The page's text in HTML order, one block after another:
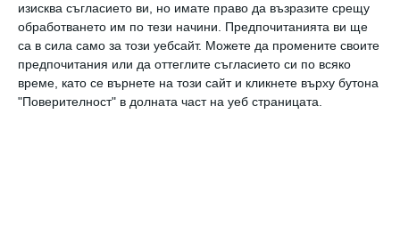
изисква съгласието ви, но имате право да възразите срещу
обработването им по тези начини. Предпочитанията ви ще
са в сила само за този уебсайт. Можете да промените своите
предпочитания или да оттеглите съгласието си по всяко
време, като се върнете на този сайт и кликнете върху бутона
"Поверителност" в долната част на уеб страницата.